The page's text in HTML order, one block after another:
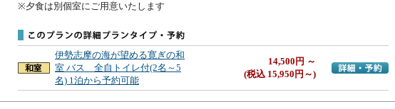
※夕食は別個室にご用意いたします
伊勢志摩の海が望める寛ぎの和
室 バス 全自トイレ付(2名～5
名) 1泊から予約可能
14,500円 ～
(税込 15,950円～)
詳細・予約へ